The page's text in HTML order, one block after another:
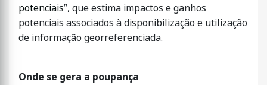
potenciais”, que estima impactos e ganhos
potenciais associados à disponibilização e utilização
de informação georreferenciada.
Onde se gera a poupança